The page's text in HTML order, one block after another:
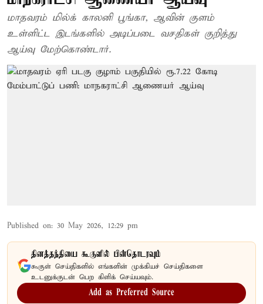
மாதவரம் மில்க் காலனி பூங்கா, ஆவின் குளம்
உள்ளிட்ட இடங்களில் அடிப்படை வசதிகள் குறித்து
ஆய்வு மேற்கொண்டார்.
Published on: 30 May 2026, 12:29 pm
தினத்தந்தியை கூகுளில் பின்தொடரவும்
கூகுள் செய்திகளில் எங்களின் முக்கியச் செய்திகளை
உடனுக்குடன் பெற கிளிக் செய்யவும்.
Add as Preferred Source